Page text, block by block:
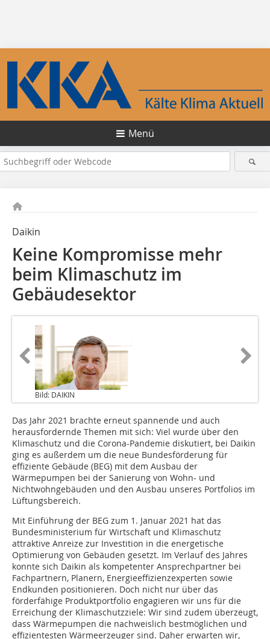
Menü
Daikin
Keine Kompromisse mehr
beim Klimaschutz im
Gebäudesektor
Bild: DAIKIN
Das Jahr 2021 brachte erneut spannende und auch
herausfordernde Themen mit sich: Viel wurde über den
Klimaschutz und die Corona-Pandemie diskutiert, bei Daikin
ging es außerdem um die neue Bundesförderung für
effiziente Gebäude (BEG) mit dem Ausbau der
Wärmepumpen bei der Sanierung von Wohn- und
Nichtwohngebäuden und den Ausbau unseres Portfolios im
Lüftungsbereich.
Mit Einführung der BEG zum 1. Januar 2021 hat das
Bundesministerium für Wirtschaft und Klimaschutz
attraktive Anreize zur Investition in die energetische
Optimierung von Gebäuden gesetzt. Im Verlauf des Jahres
konnte sich Daikin als kompetenter Ansprechpartner bei
Fachpartnern, Planern, Energieeffizienzexperten sowie
Endkunden positionieren. Doch nicht nur über das
förderfähige Produktportfolio engagieren wir uns für die
Erreichung der Klimaschutzziele: Wir sind zudem überzeugt,
dass Wärmepumpen die nachweislich bestmöglichen und
effizientesten Wärmeerzeuger sind. Daher erwarten wir,